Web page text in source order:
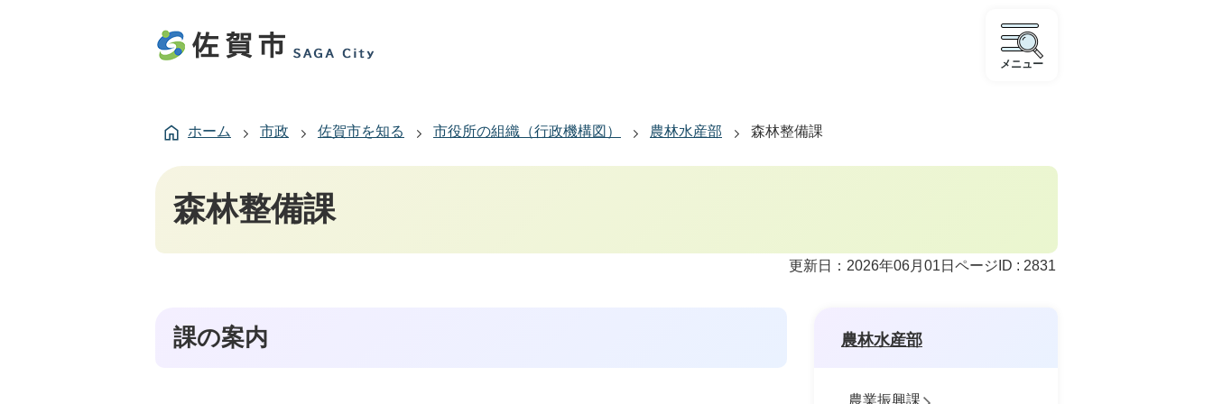
メニュー
ホーム 市政 佐賀市を知る 市役所の組織（行政機構図） 農林水産部 森林整備課
森林整備課
更新日：2026年06月01日 ページID : 2831
課の案内 農林水産部
農業振興課